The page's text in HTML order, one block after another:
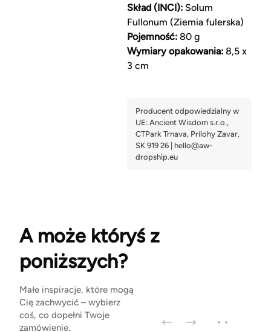
Skład (INCI):Solum
Fullonum (Ziemia fulerska)
Pojemność:80 g
Wymiary opakowania:8,5 x
3 cm
A może któryś z
poniższych?
Małe inspiracje, które mogą
Cię zachwycić – wybierz
coś, co dopełni Twoje
zamówienie.